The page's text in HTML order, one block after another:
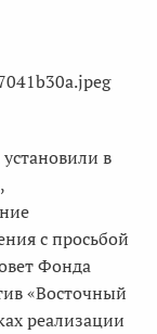
в
с просьбой
Фонда
«Восточный
реализации